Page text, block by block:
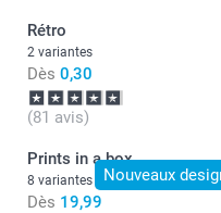
Rétro
2 variantes
Dès 0,30
(81 avis)
Nouveaux
Prints in a box
8 variantes
Dès 19,99